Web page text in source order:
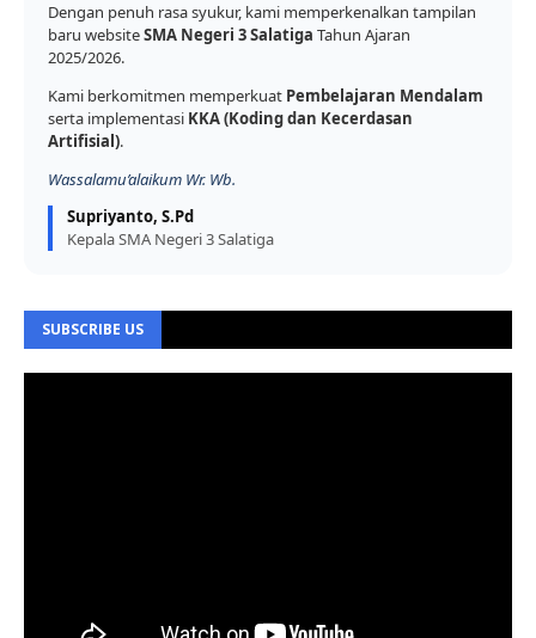
Dengan penuh rasa syukur, kami memperkenalkan tampilan
baru websiteSMA Negeri 3 Salatiga Tahun Ajaran
2025/2026.
Kami berkomitmen memperkuat Pembelajaran Mendalam
serta implementasi KKA (Koding dan Kecerdasan
Artifisial).
Wassalamu’alaikum Wr. Wb.
Supriyanto, S.Pd
Kepala SMA Negeri 3 Salatiga
SUBSCRIBE US